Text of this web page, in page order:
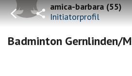
amica-barbara(55)
Initiatorprofil
Badminton Gernlinden/